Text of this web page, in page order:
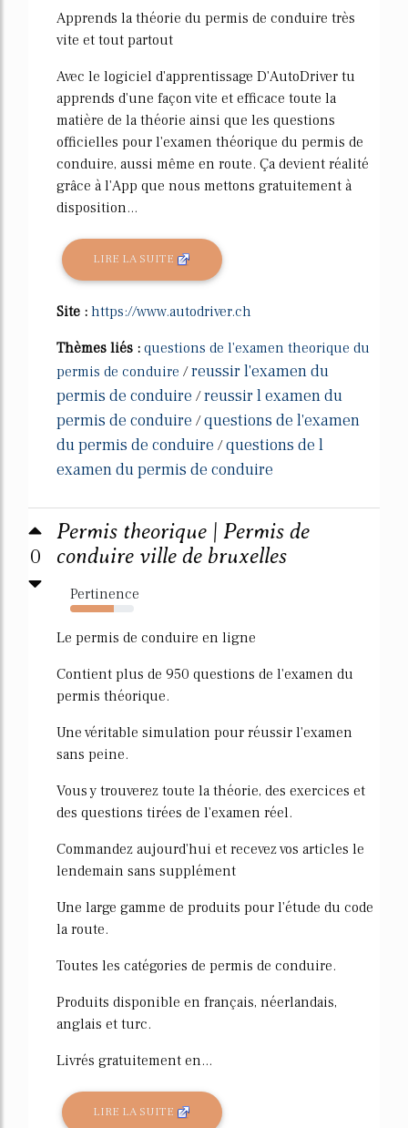
Apprends la théorie du permis de conduire très
vite et tout partout
Avec le logiciel d'apprentissage D'AutoDriver tu
apprends d'une façon vite et efficace toute la
matière de la théorie ainsi que les questions
officielles pour l'examen théorique du permis de
conduire, aussi même en route. Ça devient réalité
grâce à l'App que nous mettons gratuitement à
disposition...
LIRE LA SUITE
Site : https://www.autodriver.ch
Thèmes liés : questions de l'examen theorique du
permis de conduire /reussir l'examen du
permis de conduire /reussir l examen du
permis de conduire /questions de l'examen
du permis de conduire /questions de l
examen du permis de conduire
0
Permis theorique | Permis de
conduire ville de bruxelles
Pertinence
69%
Le permis de conduire en ligne
Contient plus de 950 questions de l'examen du
permis théorique.
Une véritable simulation pour réussir l'examen
sans peine.
Vous y trouverez toute la théorie, des exercices et
des questions tirées de l'examen réel.
Commandez aujourd'hui et recevez vos articles le
lendemain sans supplément
Une large gamme de produits pour l'étude du code
la route.
Toutes les catégories de permis de conduire.
Produits disponible en français, néerlandais,
anglais et turc.
Livrés gratuitement en...
LIRE LA SUITE